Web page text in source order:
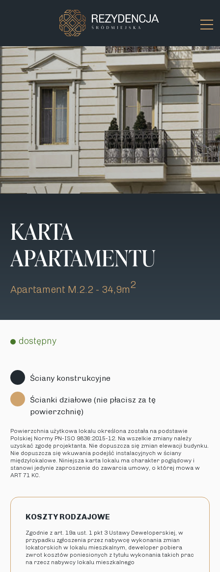
KARTA
APARTAMENTU
Apartament M.2.2 - 34,9m2
dostępny
Ściany konstrukcyjne
Ścianki działowe (nie płacisz za tę
powierzchnię)
Powierzchnia użytkowa lokalu określona została na podstawie
Polskiej Normy PN-ISO 9836:2015-12. Na wszelkie zmiany należy
uzyskać zgodę projektanta. Nie dopuszcza się zmian elewacji budynku.
Nie dopuszcza się wkuwania podejść instalacyjnych w ściany
międzylokalowe. Niniejsza karta lokalu ma charakter poglądowy i
stanowi jedynie zaproszenie do zawarcia umowy, o której mowa w
ART 71 KC.
KOSZTY RODZAJOWE
Zgodnie z art. 19a ust. 1 pkt 3 Ustawy Deweloperskiej, w
przypadku zgłoszenia przez nabywcę wykonania zmian
lokatorskich w lokalu mieszkalnym, deweloper pobiera
zwrot kosztów poniesionych z tytułu wykonania takich prac
na rzecz nabywcy lokalu mieszkalnego